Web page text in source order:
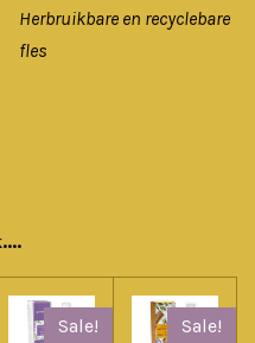
Herbruikbare en recyclebare
fles
Sale! Sale!